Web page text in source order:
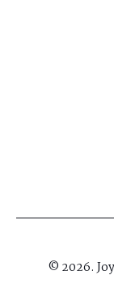
© 2026.